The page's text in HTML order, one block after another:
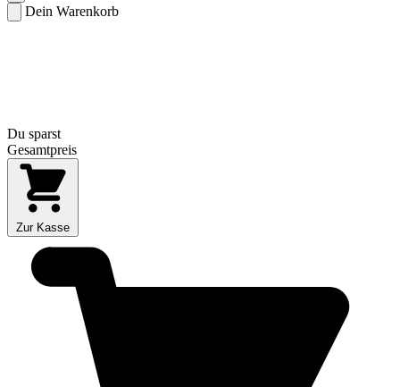
Dein Warenkorb
Du sparst
Gesamtpreis
Zur Kasse